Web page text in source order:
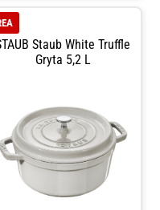
på alla värmekällor,
induktion. Tål maskindisk,
handdisk är att
Shoppa Grytor
och mer Pannor & Kokkärl hos
Staub White Truffle
Gryta 5,2 L